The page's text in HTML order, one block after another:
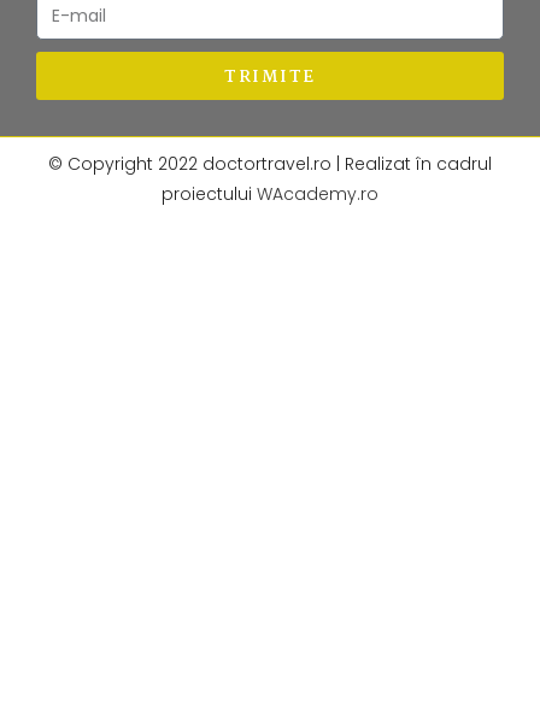
TRIMITE
© Copyright 2022 doctortravel.ro | Realizat în cadrul
proiectului WAcademy.ro